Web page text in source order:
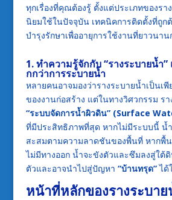
ทุกเรื่องที่คุณต้องรู้ ตั้งแต่ประเภทของรา
นิยมใช้ในปัจจุบัน เทคนิคการติดตั้งที่ถูก
บำรุงรักษาเพื่ออายุการใช้งานที่ยาวนาน
1. ทำความรู้จักกับ “รางระบายน้ำ
กกว่าการระบายน้ำ
หลายคนอาจมองว่ารางระบายน้ำเป็นเพี
ของงานก่อสร้าง แต่ในทางวิศวกรรม ร
“ระบบจัดการน้ำผิวดิน” (Surface
ที่มีประสิทธิภาพที่สุด หากไม่มีระบบนี้ น้
สะสมตามความลาดชันของพื้นที่ หากพื้
ไม่มีทางออก น้ำจะขังตัวและซึมลงสู่ใต้
ตัวและอาจนำไปสู่ปัญหา “บ้านทรุด”ได้
หน้าที่หลักของรางระบาย